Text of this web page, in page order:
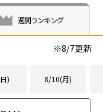
週間ランキング
※8/7更新
) 8/10(月)